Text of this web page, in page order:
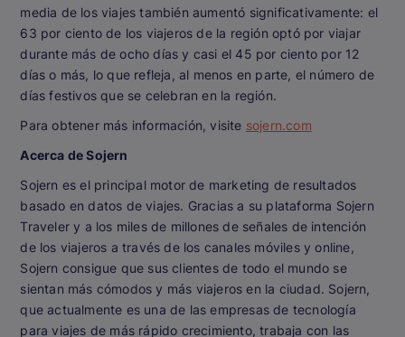
media de los viajes también aumentó significativamente: el
63 por ciento de los viajeros de la región optó por viajar
durante más de ocho días y casi el 45 por ciento por 12
días o más, lo que refleja, al menos en parte, el número de
días festivos que se celebran en la región.
Para obtener más información, visite sojern.com
Acerca de Sojern
Sojern es el principal motor de marketing de resultados
basado en datos de viajes. Gracias a su plataforma Sojern
Traveler y a los miles de millones de señales de intención
de los viajeros a través de los canales móviles y online,
Sojern consigue que sus clientes de todo el mundo se
sientan más cómodos y más viajeros en la ciudad. Sojern,
que actualmente es una de las empresas de tecnología
para viajes de más rápido crecimiento, trabaja con las